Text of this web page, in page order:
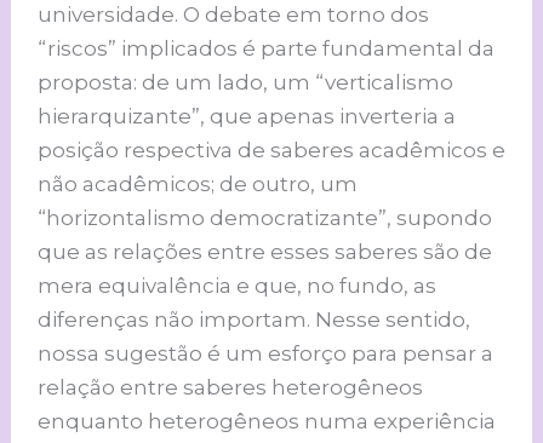
universidade. O debate em torno dos
“riscos” implicados é parte fundamental da
proposta: de um lado, um “verticalismo
hierarquizante”, que apenas inverteria a
posição respectiva de saberes acadêmicos e
não acadêmicos; de outro, um
“horizontalismo democratizante”, supondo
que as relações entre esses saberes são de
mera equivalência e que, no fundo, as
diferenças não importam. Nesse sentido,
nossa sugestão é um esforço para pensar a
relação entre saberes heterogêneos
enquanto heterogêneos numa experiência